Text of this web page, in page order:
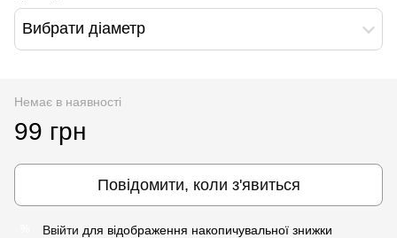
Вибрати діаметр
Немає в наявності
99 грн
Повідомити, коли з'явиться
Ввійти для відображення накопичувальної знижки